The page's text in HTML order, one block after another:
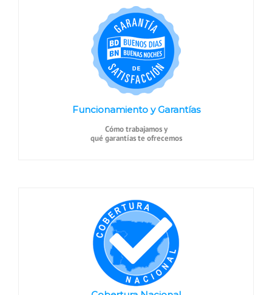
Funcionamiento y Garantías
Cómo trabajamos y
qué garantías te ofrecemos